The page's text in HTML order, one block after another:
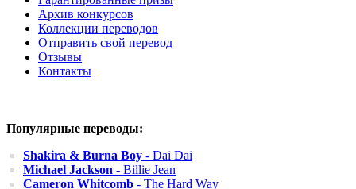
Архив конкурсов
Коллекции переводов
Отправить свой перевод
Отзывы
Контакты
Популярные переводы:
Shakira & Burna Boy - Dai Dai
Michael Jackson - Billie Jean
Cameron Whitcomb - The Hard Way